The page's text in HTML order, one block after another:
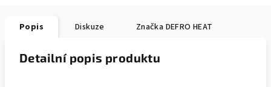
Popis Diskuze Značka DEFRO HEAT
Detailní popis produktu